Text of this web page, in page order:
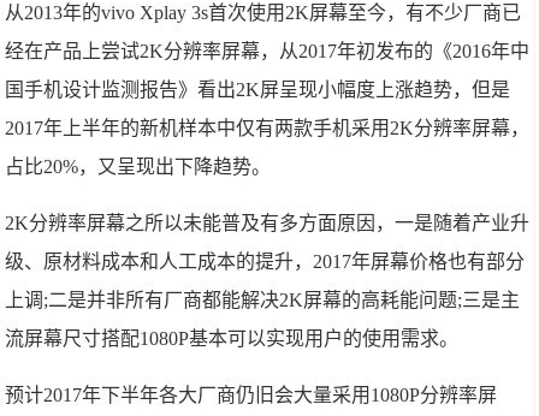
从2013年的vivo Xplay 3s首次使用2K屏幕至今，有不少厂商已
经在产品上尝试2K分辨率屏幕，从2017年初发布的《2016年中
国手机设计监测报告》看出2K屏呈现小幅度上涨趋势，但是
2017年上半年的新机样本中仅有两款手机采用2K分辨率屏幕，
占比20%，又呈现出下降趋势。
2K分辨率屏幕之所以未能普及有多方面原因，一是随着产业升
级、原材料成本和人工成本的提升，2017年屏幕价格也有部分
上调;二是并非所有厂商都能解决2K屏幕的高耗能问题;三是主
流屏幕尺寸搭配1080P基本可以实现用户的使用需求。
预计2017年下半年各大厂商仍旧会大量采用1080P分辨率屏